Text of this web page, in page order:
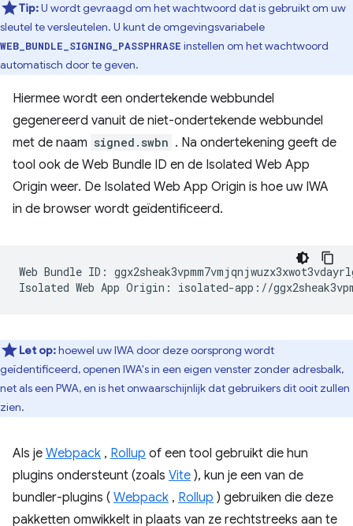
Tip:U wordt gevraagd om het wachtwoord dat is gebruikt om uw
sleutel te versleutelen. U kunt de omgevingsvariabele
WEB_BUNDLE_SIGNING_PASSPHRASE instellen om het wachtwoord
automatisch door te geven.
Hiermee wordt een ondertekende webbundel
gegenereerd vanuit de niet-ondertekende webbundel
met de naam signed.swbn . Na ondertekening geeft de
tool ook de Web Bundle ID en de Isolated Web App
Origin weer. De Isolated Web App Origin is hoe uw IWA
in de browser wordt geïdentificeerd.
Web Bundle ID:
Let op:hoewel uw IWA door deze oorsprong wordt
geïdentificeerd, openen IWA's in een eigen venster zonder adresbalk,
net als een PWA, en is het onwaarschijnlijk dat gebruikers dit ooit zullen
zien.
Als je Webpack , Rollup of een tool gebruikt die hun
plugins ondersteunt (zoals Vite ), kun je een van de
bundler-plugins ( Webpack , Rollup ) gebruiken die deze
pakketten omwikkelt in plaats van ze rechtstreeks aan te